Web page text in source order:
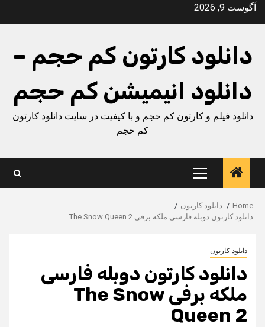
Skipآگوست 9, 2026
دانلود کارتون کم حجم –
دانلود انیمیشن کم حجم
دانلود فیلم و کارتون کم حجم و با کیفیت در سایت دانلود کارتون
کم حجم
Primary
Menu
Home
دانلود کارتون
دانلود کارتون دوبله فارسی ملکه برفی The Snow Queen 2
دانلود کارتون
دانلود کارتون دوبله فارسی
ملکه برفی The Snow
Queen 2